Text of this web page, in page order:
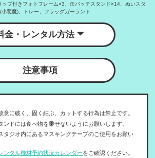
プ付きフォトフレーム×3、缶バッチスタンド×14、ぬいスタ
小悪魔)、トレー、フラッグガーランド
金・レンタル方法
注意事項
意に破く、固く結ぶ、カットする行為は禁止です。
ンドには食べ物を乗せないようにお願いします。
タジオ内にあるマスキングテープのご使用をお願い
ンタル機材予約状況カレンダーをご確認ください。